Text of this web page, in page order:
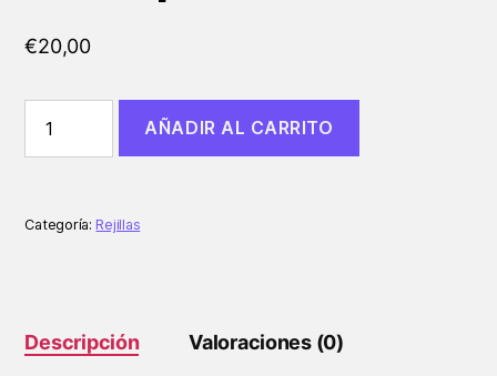
€20,00
para
BMW
AÑADIR AL CARRITO
Categoría: Rejillas
Descripción Valoraciones (0)